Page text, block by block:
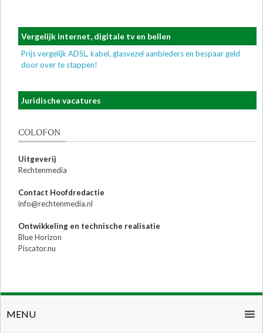
Vergelijk internet, digitale tv en bellen
Prijs vergelijk ADSL, kabel, glasvezel aanbieders en bespaar geld
door over te stappen!
Juridische vacatures
COLOFON
Uitgeverij
Rechtenmedia
Contact Hoofdredactie
info@rechtenmedia.nl
Ontwikkeling en technische realisatie
Blue Horizon
Piscator.nu
MENU